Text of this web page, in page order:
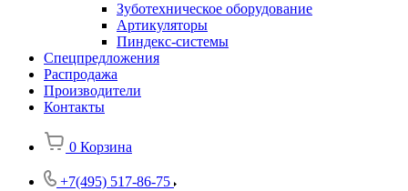
Зуботехническое оборудование
Артикуляторы
Пиндекс-системы
Спецпредложения
Распродажа
Производители
Контакты
0 Корзина
+7(495) 517-86-75